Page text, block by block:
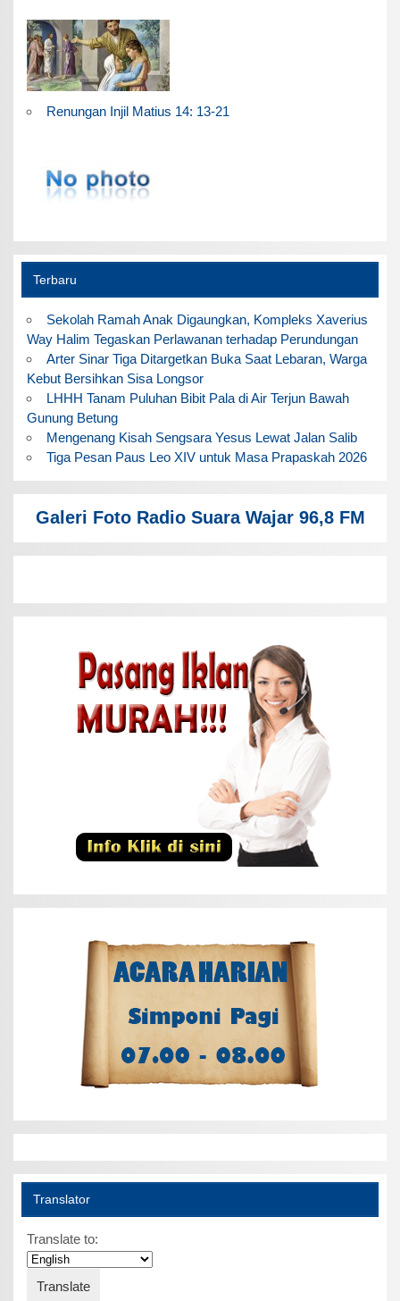
Renungan Injil Matius 14: 13-21
Terbaru
Sekolah Ramah Anak Digaungkan, Kompleks Xaverius
Way Halim Tegaskan Perlawanan terhadap Perundungan
Arter Sinar Tiga Ditargetkan Buka Saat Lebaran, Warga
Kebut Bersihkan Sisa Longsor
LHHH Tanam Puluhan Bibit Pala di Air Terjun Bawah
Gunung Betung
Mengenang Kisah Sengsara Yesus Lewat Jalan Salib
Tiga Pesan Paus Leo XIV untuk Masa Prapaskah 2026
Galeri Foto Radio Suara Wajar 96,8 FM
Translator
Translate to: